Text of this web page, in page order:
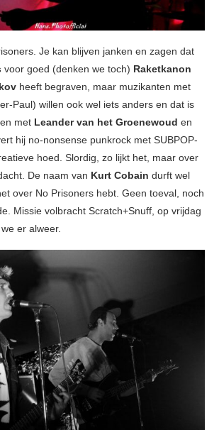
Je kan blijven janken en zagen dat
voor goed (denken we toch) Raketkanon
heeft begraven, maar muzikanten met
Paul) willen ook wel iets anders en dat is
met Leander van het Groenewoud en
hij no-nonsense punkrock met SUBPOP-
hoed. Slordig, zo lijkt het, maar over
De naam van Kurt Cobain durft wel
over No Prisoners hebt. Geen toeval, noch
Missie volbracht Scratch+Snuff, op vrijdag
er alweer.